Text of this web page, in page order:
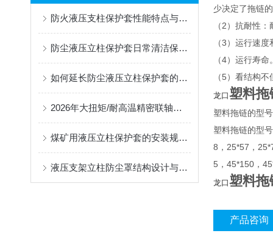
防火液压支柱保护套性能特点与阻燃防护应用
防尘液压立柱保护套日常清洁保养与更换规范
如何延长防尘液压立柱保护套的使用寿命？
2026年大扭矩/耐高温精密联轴器定制找哪家？能实现精准定制的优质厂家盘点
煤矿用液压立柱保护套的安装规范与使用寿命提升方案
液压支架立柱防尘罩结构设计与密封防护原理
少决定了拖链
（2）抗耐性
（3）运行速
（4）运行寿命
（5）看结构
龙口塑料拖
塑料拖链的型
塑料拖链的型
8，25*57，
5，45*150，
龙口塑料拖
产品咨询